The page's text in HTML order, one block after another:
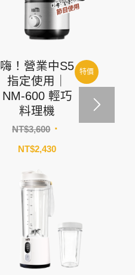
嗨！營業中S5
指定使用｜
NM-600 輕巧
料理機
NT$3,600
價
NT$3,600。
NT$2,430目
特價